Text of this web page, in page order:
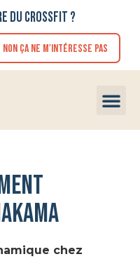
DU CROSSFIT ?
NON ÇA NE M'INTÉRESSE PAS
chez